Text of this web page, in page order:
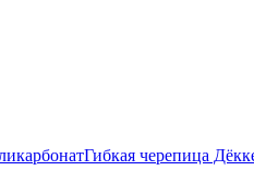
Гибкая черепица